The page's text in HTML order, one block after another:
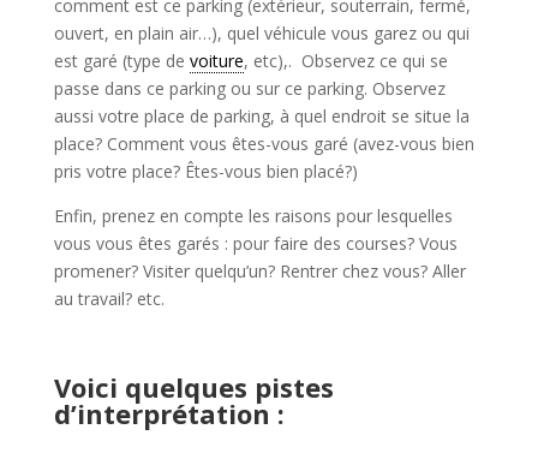
comment est ce parking (extérieur, souterrain, fermé,
ouvert, en plain air…), quel véhicule vous garez ou qui
est garé (type de voiture, etc),. Observez ce qui se
passe dans ce parking ou sur ce parking. Observez
aussi votre place de parking, à quel endroit se situe la
place? Comment vous êtes-vous garé (avez-vous bien
pris votre place? Êtes-vous bien placé?)
Enfin, prenez en compte les raisons pour lesquelles
vous vous êtes garés : pour faire des courses? Vous
promener? Visiter quelqu’un? Rentrer chez vous? Aller
au travail? etc.
Voici quelques pistes
d’interprétation :